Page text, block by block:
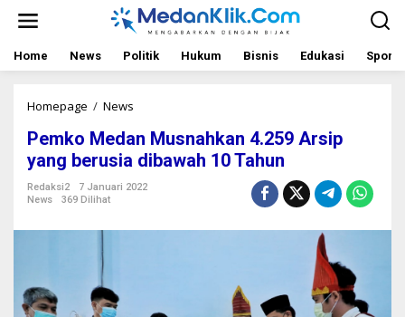
t
Home News Politik Hukum Bisnis Edukasi Sport
Homepage / News
m
k
o
M
Pemko Medan Musnahkan 4.259 Arsip
yang berusia dibawah 10 Tahun
Redaksi2
7 Januari 2022
News
369 Dilihat